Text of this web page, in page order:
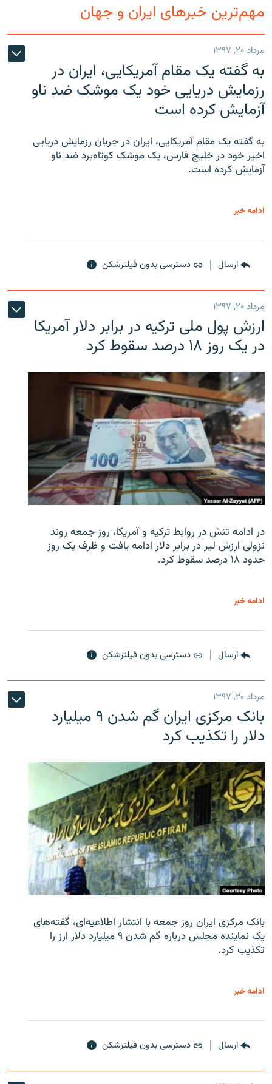
مهم‌ترین خبرهای ایران و جهان
مرداد ۲۰, ۱۳۹۷
به گفته یک مقام آمریکایی، ایران در
رزمایش دریایی خود یک موشک ضد ناو
آزمایش کرده است
به گفته یک مقام آمریکایی، ایران در جریان رزمایش دریایی
اخیر خود در خلیج فارس، یک موشک کوتاه‌برد ضد ناو
آزمایش کرده است.
ادامه خبر
ارسال دسترسی بدون فیلترشکن
مرداد ۲۰, ۱۳۹۷
ارزش پول ملی ترکیه در برابر دلار آمریکا
در یک روز ۱۸ درصد سقوط کرد
در ادامه تنش در روابط ترکیه و آمریکا، روز جمعه روند
نزولی ارزش لیر در برابر دلار ادامه یافت و ظرف یک روز
حدود ۱۸ درصد سقوط کرد.
ادامه خبر
ارسال دسترسی بدون فیلترشکن
مرداد ۲۰, ۱۳۹۷
بانک مرکزی ایران گم شدن ۹ میلیارد
دلار را تکذیب کرد
بانک مرکزی ایران روز جمعه با انتشار اطلاعیه‌ای، گفته‌های
یک نماینده مجلس درباره گم شدن ۹ میلیارد دلار ارز را
تکذیب کرد.
ادامه خبر
ارسال دسترسی بدون فیلترشکن